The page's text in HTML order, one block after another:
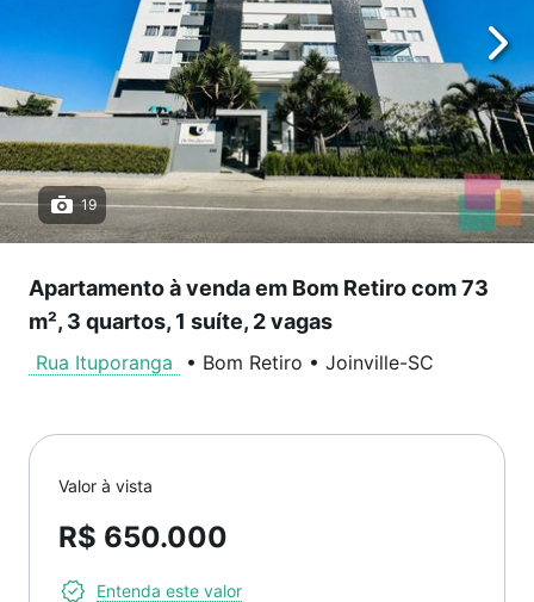
19
Apartamento à venda em Bom Retiro com 73
m², 3 quartos, 1 suíte, 2 vagas
Rua Ituporanga • Bom Retiro • Joinville-SC
Valor à vista
R$ 650.000
Entenda este valor